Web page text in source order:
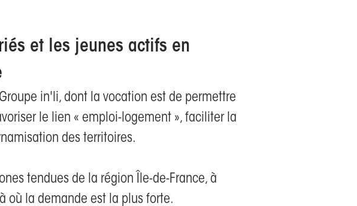
et les jeunes actifs en
in'li, dont la vocation est de permettre
le lien « emploi-logement », faciliter la
des territoires.
tendues de la région Île-de-France, à
où la demande est la plus forte.